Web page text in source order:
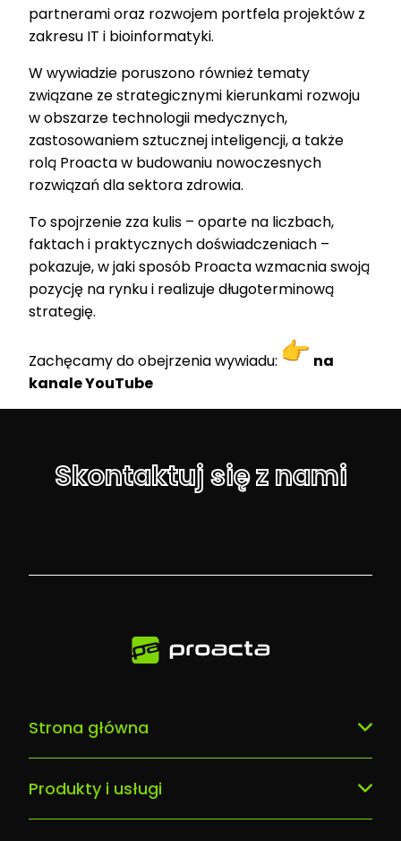
partnerami oraz rozwojem portfela projektów z
zakresu IT i bioinformatyki.
W wywiadzie poruszono również tematy
związane ze strategicznymi kierunkami rozwoju
w obszarze technologii medycznych,
zastosowaniem sztucznej inteligencji, a także
rolą Proacta w budowaniu nowoczesnych
rozwiązań dla sektora zdrowia.
To spojrzenie zza kulis – oparte na liczbach,
faktach i praktycznych doświadczeniach –
pokazuje, w jaki sposób Proacta wzmacnia swoją
pozycję na rynku i realizuje długoterminową
strategię.
Zachęcamy do obejrzenia wywiadu:
na
kanale YouTube
Skontaktuj się z nami
Strona główna
Co nas wyróznia
Produkty i usługi